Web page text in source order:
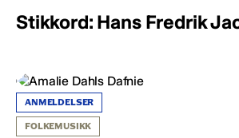
Stikkord: Hans Fredrik
ANMELDELSER
FOLKEMUSIKK